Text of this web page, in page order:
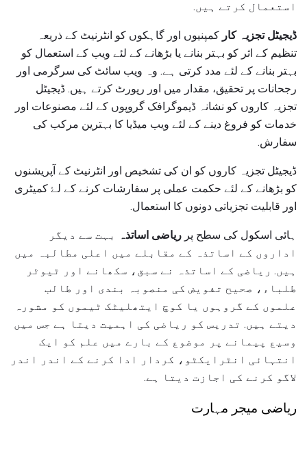
استعمال کرتے ہیں.
ڈیجیٹل تجزیہ کار کمپنیوں اور گاہکوں کو انٹرنیٹ کے ذریعہ
تنظیم کے اثر کو بہتر بنانے یا بڑھانے کے لئے ویب کے استعمال کو
بہتر بنانے کے لئے مدد کرتی ہے. وہ ویب سائٹ کی سرگرمی اور
رجحانات پر تحقیق، مقدار میں اور رپورٹ کرتے ہیں. ڈیجیٹل
تجزیہ کاروں کو نشانہ ڈیموگرافک گروپوں کے لئے مصنوعات اور
خدمات کو فروغ دینے کے لئے ویب میڈیا کا بہترین مرکب کی
سفارش.
ڈیجیٹل تجزیہ کاروں کو ان کی تشخیص اور انٹرنیٹ کے آپریشنوں
کو بڑھانے کے لئے حکمت عملی پر سفارشات کرنے کے لۓ کمیٹری
اور قابلیت تجزیاتی دونوں کا استعمال.
ہائی اسکول کی سطح پر ریاضی اساتذہ
بہت سے دیگر
اداروں کے اساتذہ کے مقابلے میں اعلی مطالبہ میں
ہیں. ریاضی کے اساتذہ نے سبق، سکھانے اور ٹیوٹر
طلباء، صحیح تفویض کی منصوبہ بندی اور طالب
علموں کے گروہوں یا کوچ ایتھلیٹک ٹیموں کو مشورہ
دیتے ہیں. تدریس کو ریاضی کی اہمیت دیتا ہے جس میں
وسیع پیمانے پر موضوع کے بارے میں علم کو ایک
انتہائی انٹرایکٹو، کردار ادا کرنے کے اندر اندر
لاگو کرنے کی اجازت دیتا ہے.
ریاضی میجر مہارت